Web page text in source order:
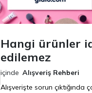
Hangi ürünler
edilemez
içinde Alışveriş Rehberi
Alışverişte sorun çıktığında